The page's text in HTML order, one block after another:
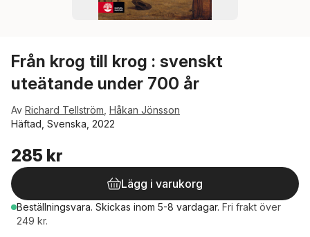
Från krog till krog : svenskt
uteätande under 700 år
Av Richard Tellström Håkan Jönsson
Häftad, Svenska, 2022
285 kr
Lägg i varukorg
Beställningsvara. Skickas inom 5-8 vardagar. Fri frakt över
249 kr.